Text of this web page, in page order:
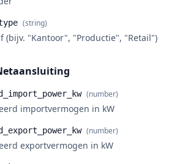
(string)
(bijv. "Kantoor", "Productie", "Retail")
(number)
importvermogen in kW
(number)
exportvermogen in kW